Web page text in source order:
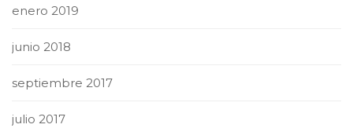
enero 2019
junio 2018
septiembre 2017
julio 2017